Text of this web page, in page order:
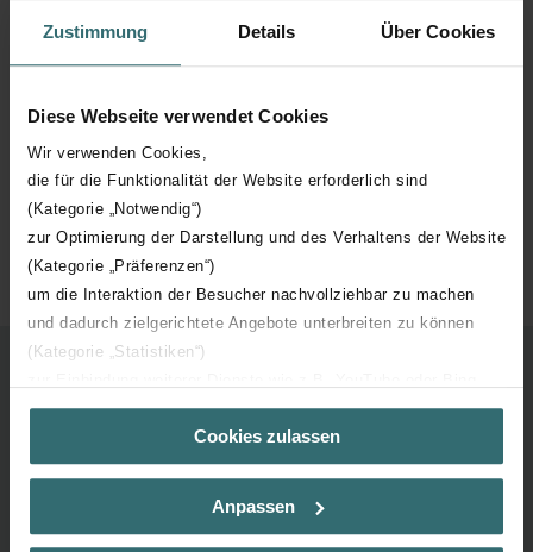
Zustimmung Details Über Cookies
Diese Webseite verwendet Cookies
Wir verwenden Cookies,
die für die Funktionalität der Website erforderlich sind
(Kategorie „Notwendig“)
zur Optimierung der Darstellung und des Verhaltens der Website
(Kategorie „Präferenzen“)
um die Interaktion der Besucher nachvollziehbar zu machen
und dadurch zielgerichtete Angebote unterbreiten zu können
(Kategorie „Statistiken“)
(Kategorie „Marketing“)
Über „Details zeigen“ bzw. die Datenschutzerklärung erhalten
Sie weitere Informationen. Durch die Auswahl der Kategorie
der Auswahl von „Statistiken“ willigen Sie ein, dass wir Ihren
Besuchsverlauf auf unserer Website verwenden, um Ihnen die
Cookies zulassen
Anpassen
ComfoAir Q filter vervangen
als u elk half jaar de luchtfilter van de ComfoAir Q vervangt, houdt
u het systeem energiezuinig en stil. En bent u verzekerd van de
gezondste lucht. Last van allergieën aan de luchtwegen?